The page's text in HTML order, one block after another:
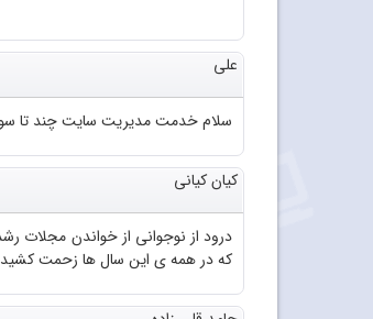
علی
سلام خدمت مدیریت سایت چند تا
کیان کیانی
درود از نوجوانی از خواندن
که در همه ی این سال ها زحمت